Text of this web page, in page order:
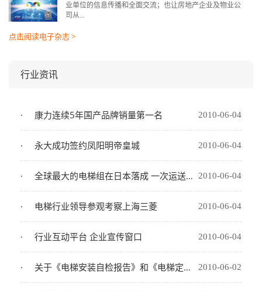
业单位的信息传播和全面交流；也让房地产企业及物业公
司从...
点击阅读电子杂志 >
行业资讯
康力连续5年国产品牌销量第一名 2010-06-04
永大成功签约凤阳明帝皇城 2010-06-04
全球最大的电梯组在日本落成 一次运送400人(图) 2010-06-04
电梯行业领导参观考察上海三菱 2010-06-04
行业互动平台 企业宣传窗口 2010-06-04
关于《电梯安装自检报告》和《电梯定期检验自检报告》（推荐）的进展情况说明 2010-06-02